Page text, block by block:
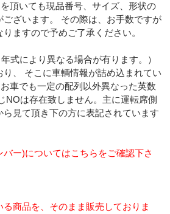
頂いても現品番号、サイズ、形状の
ざいます。 その際は、お手数ですが
ますので予めご了承ください。
式により異なる場合が有ります。）
、 そこに車輌情報が詰め込まれてい
車でも一定の配列以外異なった英数
NOは存在致しません。主に運転席側
見て頂き下の方に表記されています
ー)についてはこちらをご確認下さ
る商品を、そのまま販売しておりま